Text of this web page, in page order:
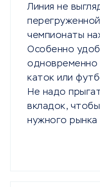
Линия не
чемпионаты
Особенно
одновременно
каток или
Не надо
вкладок,
нужного рынка